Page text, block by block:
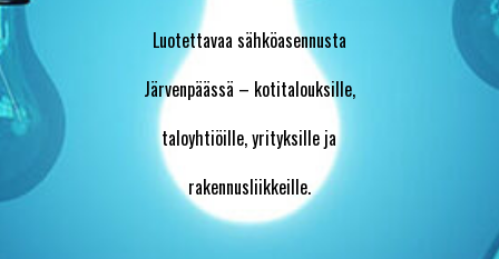
Luotettavaa sähköasennusta
Järvenpäässä – kotitalouksille,
taloyhtiöille, yrityksille ja
rakennusliikkeille.